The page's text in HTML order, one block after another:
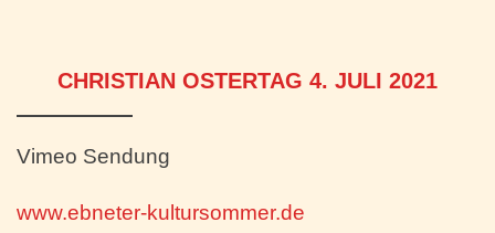
CHRISTIAN OSTERTAG 4. JULI 2021
Vimeo Sendung
www.ebneter-kultursommer.de